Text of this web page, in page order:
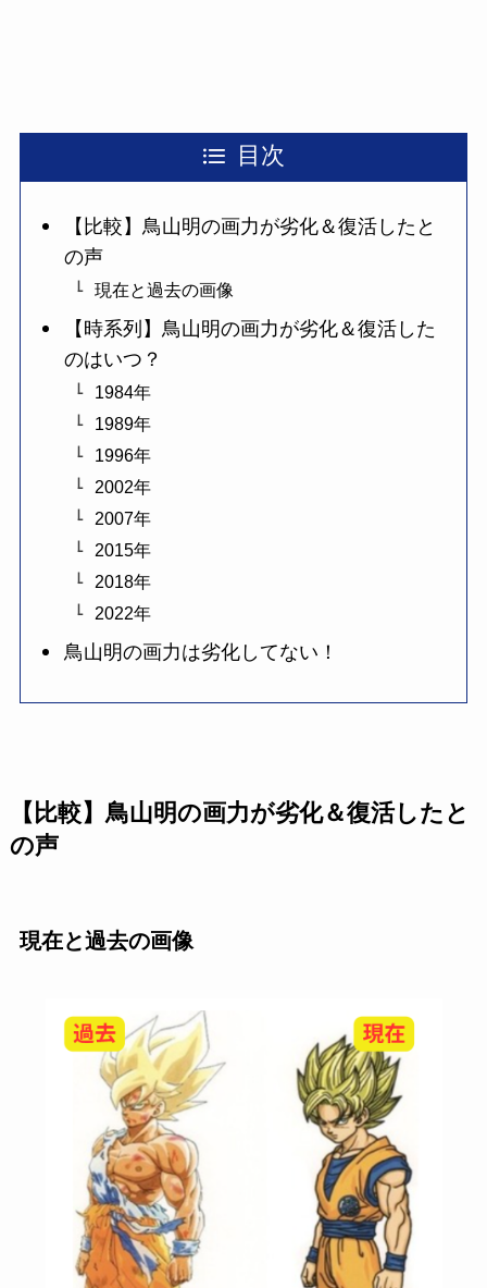
目次
【比較】鳥山明の画力が劣化＆復活したと
の声
現在と過去の画像
【時系列】鳥山明の画力が劣化＆復活した
のはいつ？
1984年
1989年
1996年
2002年
2007年
2015年
2018年
2022年
鳥山明の画力は劣化してない！
【比較】鳥山明の画力が劣化＆復活したと
の声
現在と過去の画像